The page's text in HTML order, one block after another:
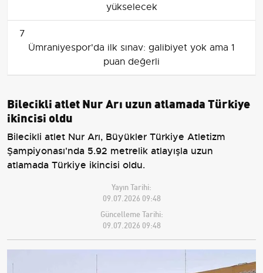
yükselecek
7
Ümraniyespor'da ilk sınav: galibiyet yok ama 1
puan değerli
Bilecikli atlet Nur Arı uzun atlamada Türkiye
ikincisi oldu
Bilecikli atlet Nur Arı, Büyükler Türkiye Atletizm
Şampiyonası'nda 5.92 metrelik atlayışla uzun
atlamada Türkiye ikincisi oldu.
Yayın Tarihi:
09.07.2026 09:48
Güncelleme Tarihi:
09.07.2026 09:48